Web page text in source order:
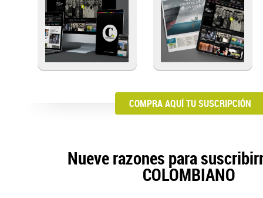
COMPRA AQUÍ TU SUSCRIPCIÓN
Nueve razones para
COLOMBIANO